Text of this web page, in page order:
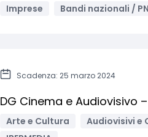
Imprese
Bandi nazionali /
Scadenza: 25 marzo 2024
DG Cinema e Audiovisivo
Arte e Cultura Audiovisivi e